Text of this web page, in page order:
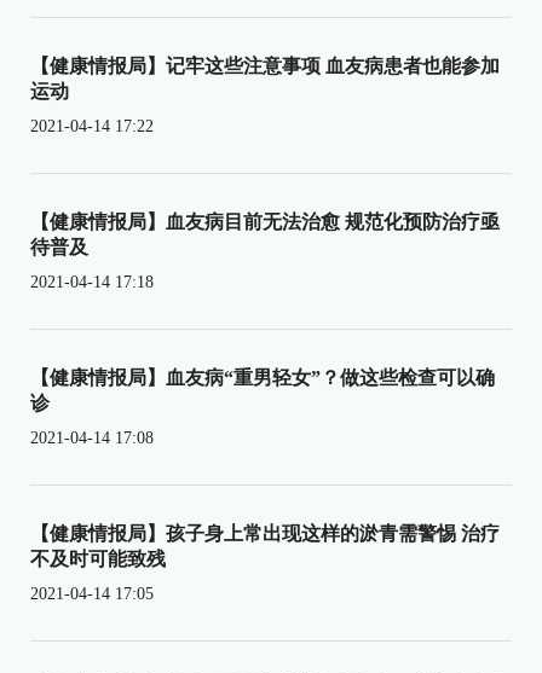
【健康情报局】记牢这些注意事项 血友病患者也能参加
运动
2021-04-14 17:22
【健康情报局】血友病目前无法治愈 规范化预防治疗亟
待普及
2021-04-14 17:18
【健康情报局】血友病“重男轻女”？做这些检查可以确
诊
2021-04-14 17:08
【健康情报局】孩子身上常出现这样的淤青需警惕 治疗
不及时可能致残
2021-04-14 17:05